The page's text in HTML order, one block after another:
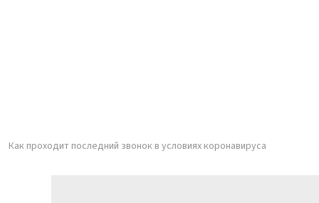
Как проходит последний звонок в условиях коронавируса